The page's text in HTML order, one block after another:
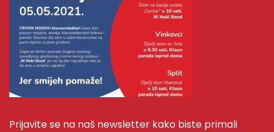
Prijavite se na naš newsletter kako biste primali